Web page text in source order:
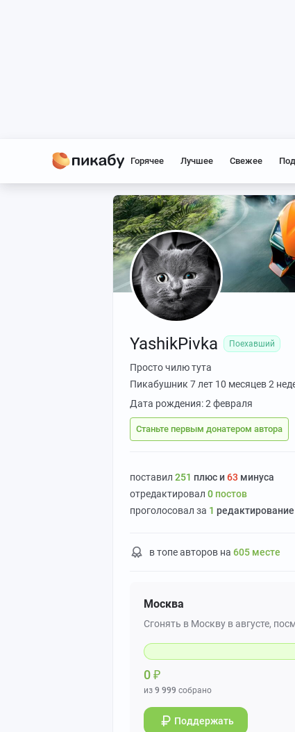
Горячее Лучшее Свежее
YashikPivka Поехавший
Просто чилю тута
Пикабушник 7 лет 10 месяцев 2
Дата рождения: 2 февраля
Станьте первым донатером автора
поставил 251 плюс и63 минуса
отредактировал 0 постов
проголосовал за 1 редактирование
в топе авторов на 605 месте
Москва
Сгонять в Москву в августе,
0₽
из 9 999 собрано
Поддержать